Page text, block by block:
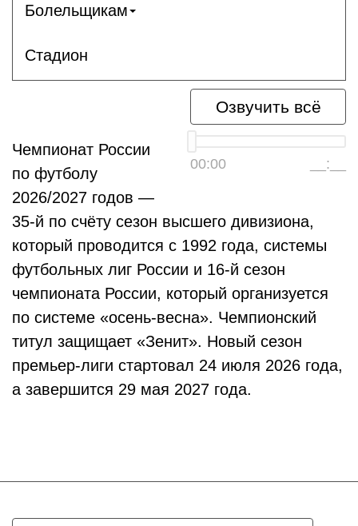
Болельщикам
Стадион
Озвучить всё
00:00 __:__
Чемпионат России
по футболу
2026/2027 годов —
35-й по счёту сезон высшего дивизиона,
который проводится с 1992 года, системы
футбольных лиг России и 16-й сезон
чемпионата России, который организуется
по системе «осень-весна». Чемпионский
титул защищает «Зенит». Новый сезон
премьер-лиги стартовал 24 июля 2026 года,
а завершится 29 мая 2027 года.